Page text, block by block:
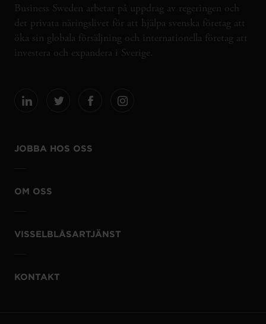
Business Sweden arbetar på uppdrag av regeringen och
det privata näringslivet för att hjälpa svenska företag att
öka sin globala försäljning och internationella företag att
investera och expandera i Sverige.
JOBBA HOS OSS
OM OSS
VISSELBLÅSARTJÄNST
KONTAKT